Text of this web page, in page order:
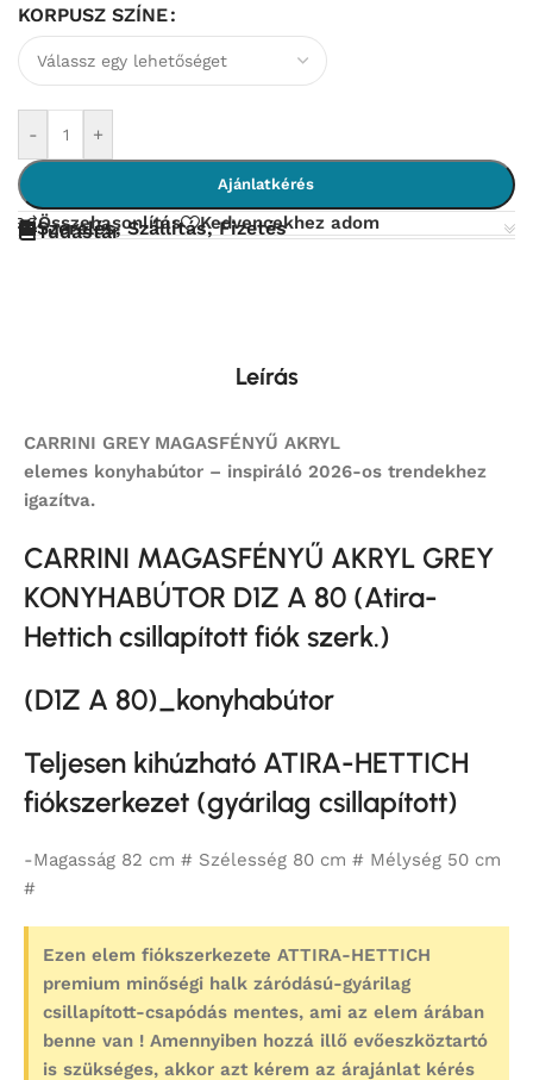
KORPUSZ SZÍNE
- +
Ajánlatkérés
Összehasonlítás Kedvencekhez adom
Szerelés, Szállítás, Fizetés
Tudástár
Leírás
CARRINI GREY MAGASFÉNYŰ AKRYL
elemes konyhabútor – inspiráló 2026-os trendekhez
igazítva.
CARRINI MAGASFÉNYŰ AKRYL GREY
KONYHABÚTOR D1Z A 80 (Atira-
Hettich csillapított fiók szerk.)
(D1Z A 80)_konyhabútor
Teljesen kihúzható ATIRA-HETTICH
fiókszerkezet (gyárilag csillapított)
-Magasság 82 cm # Szélesség 80 cm # Mélység 50 cm
#
Ezen elem fiókszerkezete ATTIRA-HETTICH
premium minőségi halk záródású-gyárilag
csillapított-csapódás mentes, ami az elem árában
benne van ! Amennyiben hozzá illő evőeszköztartó
is szükséges, akkor azt kérem az árajánlat kérés